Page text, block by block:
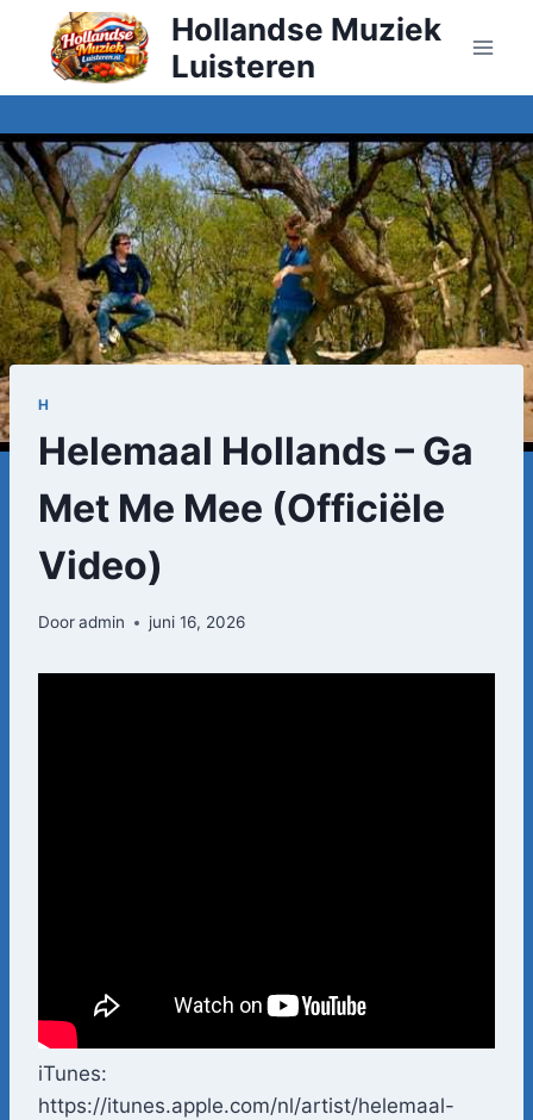
Doorgaan
inhoud
Hollandse Muziek
Luisteren
H
Helemaal Hollands – Ga
Met Me Mee (Officiële
Video)
Dooradmin juni 16, 2026
iTunes:
https://itunes.apple.com/nl/artist/helemaal-